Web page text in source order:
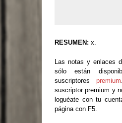
RESUMEN: x.
Las notas y enlaces
sólo están
suscriptores premium
suscriptor premium y
loguéate con tu
página con F5.